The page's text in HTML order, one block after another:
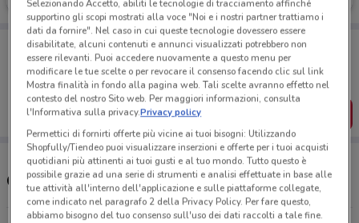
Porta DoveConviene sempre con te!
Puoi trovare le migliori offerte dei negozi vicino a te,
salvarle e creare la tua lista del risparmio, comodamente
dal tuo cellulare.
SCARICA L’APP
Orari e Negozi Pam
Selezionando Accetto, abiliti le tecnologie di tracciamento affinché
supportino gli scopi mostrati alla voce "Noi e i nostri partner trattiamo i
dati da fornire". Nel caso in cui queste tecnologie dovessero essere
disabilitate, alcuni contenuti e annunci visualizzati potrebbero non
essere rilevanti. Puoi accedere nuovamente a questo menu per
modificare le tue scelte o per revocare il consenso facendo clic sul link
Mostra finalità in fondo alla pagina web. Tali scelte avranno effetto nel
contesto del nostro Sito web. Per maggiori informazioni, consulta
l'Informativa sulla privacy.Privacy policy
Permettici di fornirti offerte più vicine ai tuoi bisogni: Utilizzando
Shopfully/Tiendeo puoi visualizzare inserzioni e offerte per i tuoi acquisti
quotidiani più attinenti ai tuoi gusti e al tuo mondo. Tutto questo è
possibile grazie ad una serie di strumenti e analisi effettuate in base alle
tue attività all'interno dell'applicazione e sulle piattaforme collegate,
come indicato nel paragrafo 2 della Privacy Policy. Per fare questo,
abbiamo bisogno del tuo consenso sull'uso dei dati raccolti a tale fine.